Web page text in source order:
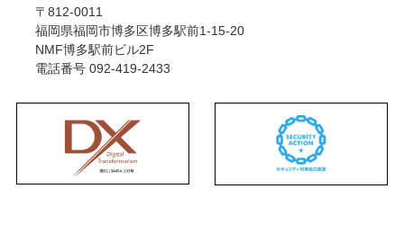
〒812-0011
福岡県福岡市博多区博多駅前1-15-20
NMF博多駅前ビル2F
電話番号 092-419-2433